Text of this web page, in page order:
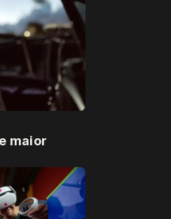
maior